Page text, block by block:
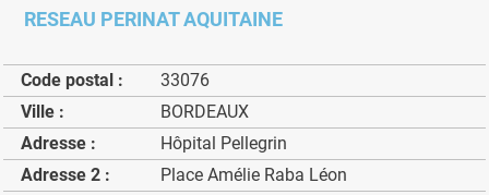
RESEAU PERINAT AQUITAINE
Code postal :
33076
Ville :
BORDEAUX
Adresse :
Hôpital Pellegrin
Adresse 2 :
Place Amélie Raba Léon